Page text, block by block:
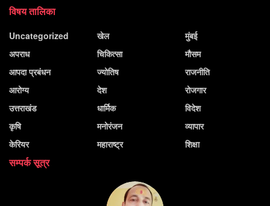
विषय तालिका
Uncategorized
अपराध
आपदा प्रबंधन
आरोग्य
उत्तराखंड
कृषि
केरियर
खेल
चिकित्सा
ज्योतिष
देश
धार्मिक
मनोरंजन
महाराष्ट्र
मुंबई
मौसम
राजनीति
रोजगार
विदेश
व्यापार
शिक्षा
सम्पर्क सूत्र